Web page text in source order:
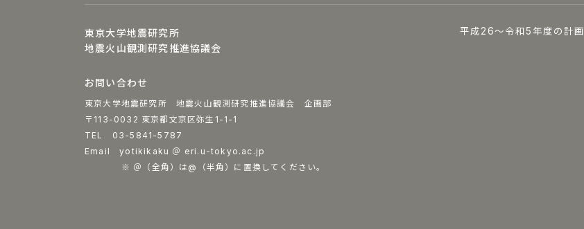
平成26～令和5年度の計画
東京大学地震研究所
地震火山観測研究推進協議会
お問い合わせ
東京大学地震研究所 地震火山観測研究推進協議会 企画部
〒113-0032 東京都文京区弥生1-1-1
TEL 03-5841-5787
Email yotikikaku ＠ eri.u-tokyo.ac.jp
※ ＠（全角）は@（半角）に置換してください。